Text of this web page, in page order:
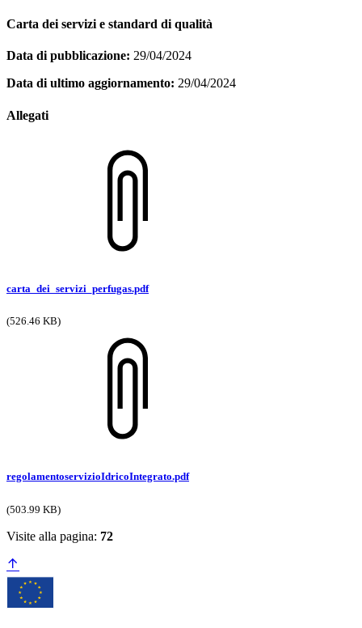
Carta dei servizi e standard di qualità
Data di pubblicazione: 29/04/2024
Data di ultimo aggiornamento: 29/04/2024
Allegati
carta_dei_servizi_perfugas.pdf
(526.46 KB)
regolamentoservizioIdricoIntegrato.pdf
(503.99 KB)
Visite alla pagina: 72